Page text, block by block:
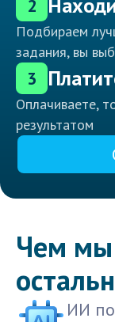
2
Подбираем
задания, вы
3
Оплачиваете,
результатом
Чем
ИИ